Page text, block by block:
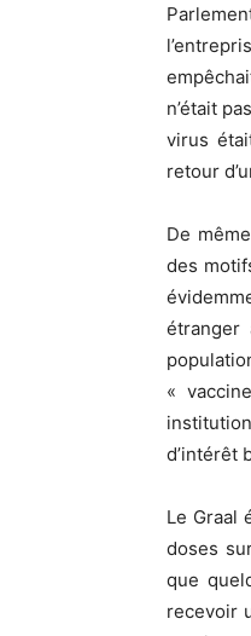
n’était
virus
retour
De
des
étranger
«
d’intérêt
Le Graal
doses
que
recevoir